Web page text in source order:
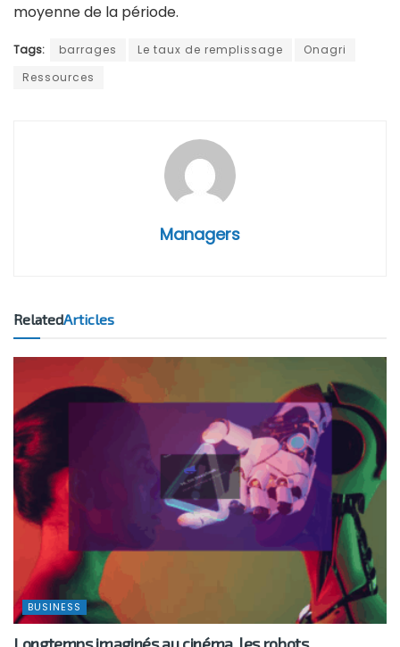
moyenne de la période.
Tags: barrages Le taux de remplissage
Onagri
Ressources
Managers
RelatedArticles
BUSINESS